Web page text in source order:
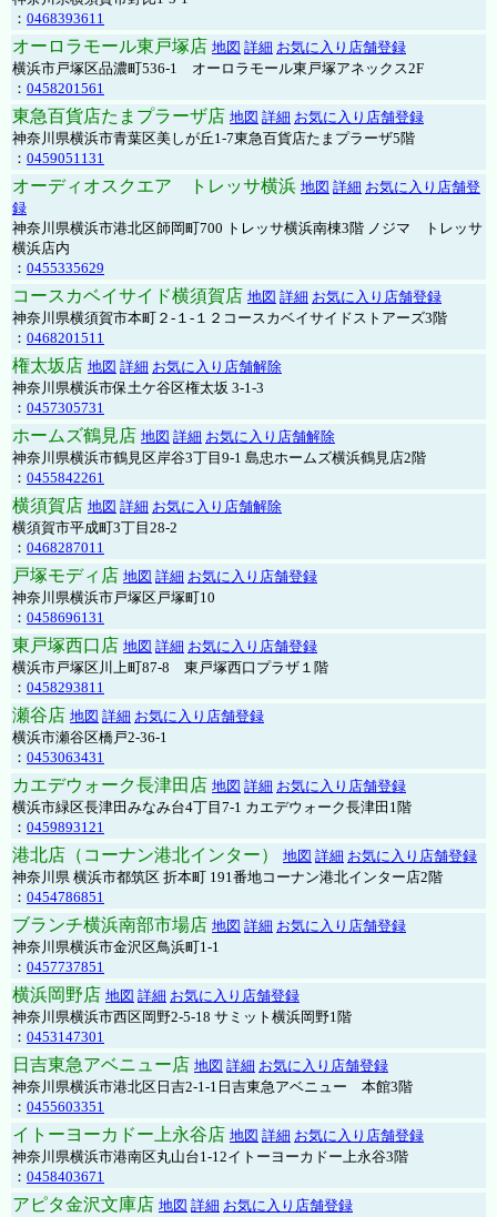
： 0468393611
オーロラモール東戸塚店 地図 詳細 お気に入り店舗登録
横浜市戸塚区品濃町536-1 オーロラモール東戸塚アネックス2F
： 0458201561
東急百貨店たまプラーザ店 地図 詳細 お気に入り店舗登録
神奈川県横浜市青葉区美しが丘1-7東急百貨店たまプラーザ5階
： 0459051131
オーディオスクエア トレッサ横浜 地図 詳細 お気に入り店舗登
録
神奈川県横浜市港北区師岡町700 トレッサ横浜南棟3階 ノジマ トレッサ
横浜店内
： 0455335629
コースカベイサイド横須賀店 地図 詳細 お気に入り店舗登録
神奈川県横須賀市本町２-１-１２コースカベイサイドストアーズ3階
： 0468201511
権太坂店 地図 詳細 お気に入り店舗解除
神奈川県横浜市保土ケ谷区権太坂 3-1-3
： 0457305731
ホームズ鶴見店 地図 詳細 お気に入り店舗解除
神奈川県横浜市鶴見区岸谷3丁目9-1 島忠ホームズ横浜鶴見店2階
： 0455842261
横須賀店 地図 詳細 お気に入り店舗解除
横須賀市平成町3丁目28-2
： 0468287011
戸塚モディ店 地図 詳細 お気に入り店舗登録
神奈川県横浜市戸塚区戸塚町10
： 0458696131
東戸塚西口店 地図 詳細 お気に入り店舗登録
横浜市戸塚区川上町87-8 東戸塚西口プラザ１階
： 0458293811
瀬谷店 地図 詳細 お気に入り店舗登録
横浜市瀬谷区橋戸2-36-1
： 0453063431
カエデウォーク長津田店 地図 詳細 お気に入り店舗登録
横浜市緑区長津田みなみ台4丁目7-1 カエデウォーク長津田1階
： 0459893121
港北店（コーナン港北インター） 地図 詳細 お気に入り店舗登録
神奈川県 横浜市都筑区 折本町 191番地コーナン港北インター店2階
： 0454786851
ブランチ横浜南部市場店 地図 詳細 お気に入り店舗登録
神奈川県横浜市金沢区鳥浜町1-1
： 0457737851
横浜岡野店 地図 詳細 お気に入り店舗登録
神奈川県横浜市西区岡野2-5-18 サミット横浜岡野1階
： 0453147301
日吉東急アベニュー店 地図 詳細 お気に入り店舗登録
神奈川県横浜市港北区日吉2-1-1日吉東急アベニュー 本館3階
： 0455603351
イトーヨーカドー上永谷店 地図 詳細 お気に入り店舗登録
神奈川県横浜市港南区丸山台1-12イトーヨーカドー上永谷3階
： 0458403671
アピタ金沢文庫店 地図 詳細 お気に入り店舗登録